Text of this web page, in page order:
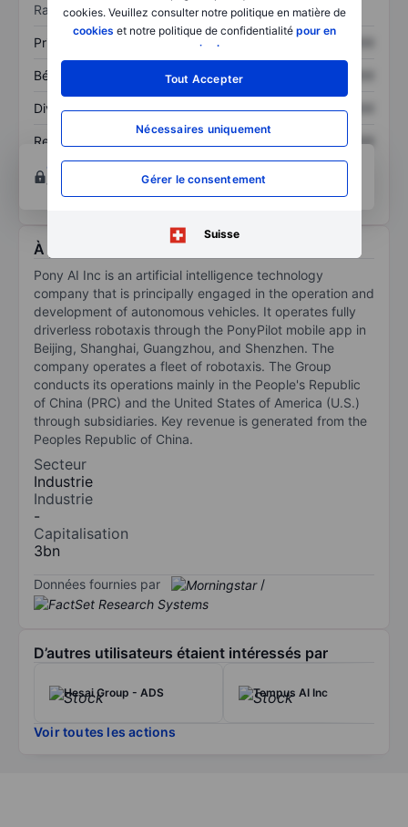
cookies. Veuillez consulter notre politique en matière de
cookies et notre politique de confidentialité pour en
savoir plus
Tout Accepter
Nécessaires uniquement
Gérer le consentement
Suisse
Ratios
Prix / ventes XXXXXXX
Bénéfice par action XXXXXXX
Dividende par action XXXXXXX XXXXXXX
Rendement des
capitaux propres
XXXXXXX
XXXXXXX
Ouvrir un compte
techniques et d’analyse.
À propos Pony AI Inc.- ADR
Pony AI Inc is an artificial intelligence technology
company that is principally engaged in the operation and
development of autonomous vehicles. It operates fully
driverless robotaxis through the PonyPilot mobile app in
Beijing, Shanghai, Guangzhou, and Shenzhen. The
company operates a fleet of robotaxis. The Group
conducts its operations mainly in the People's Republic
of China (PRC) and the United States of America (U.S.)
through subsidiaries. Key revenue is generated from the
Peoples Republic of China.
Secteur
Industrie
Industrie
-
Capitalisation
3bn
Données fournies par /
D’autres utilisateurs étaient intéressés par
Hesai Group - ADS Tempus AI Inc
Voir toutes les actions